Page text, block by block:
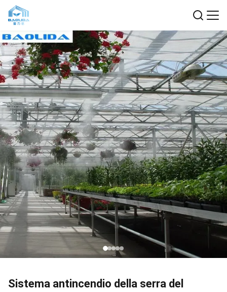
Sistema antincendio della serra del